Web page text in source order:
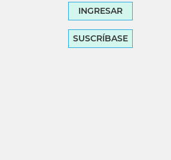
INGRESAR
SUSCRÍBASE